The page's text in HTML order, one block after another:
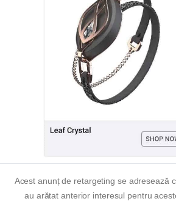
Acest anunț de retargeting se adresează
au arătat anterior interesul pentru